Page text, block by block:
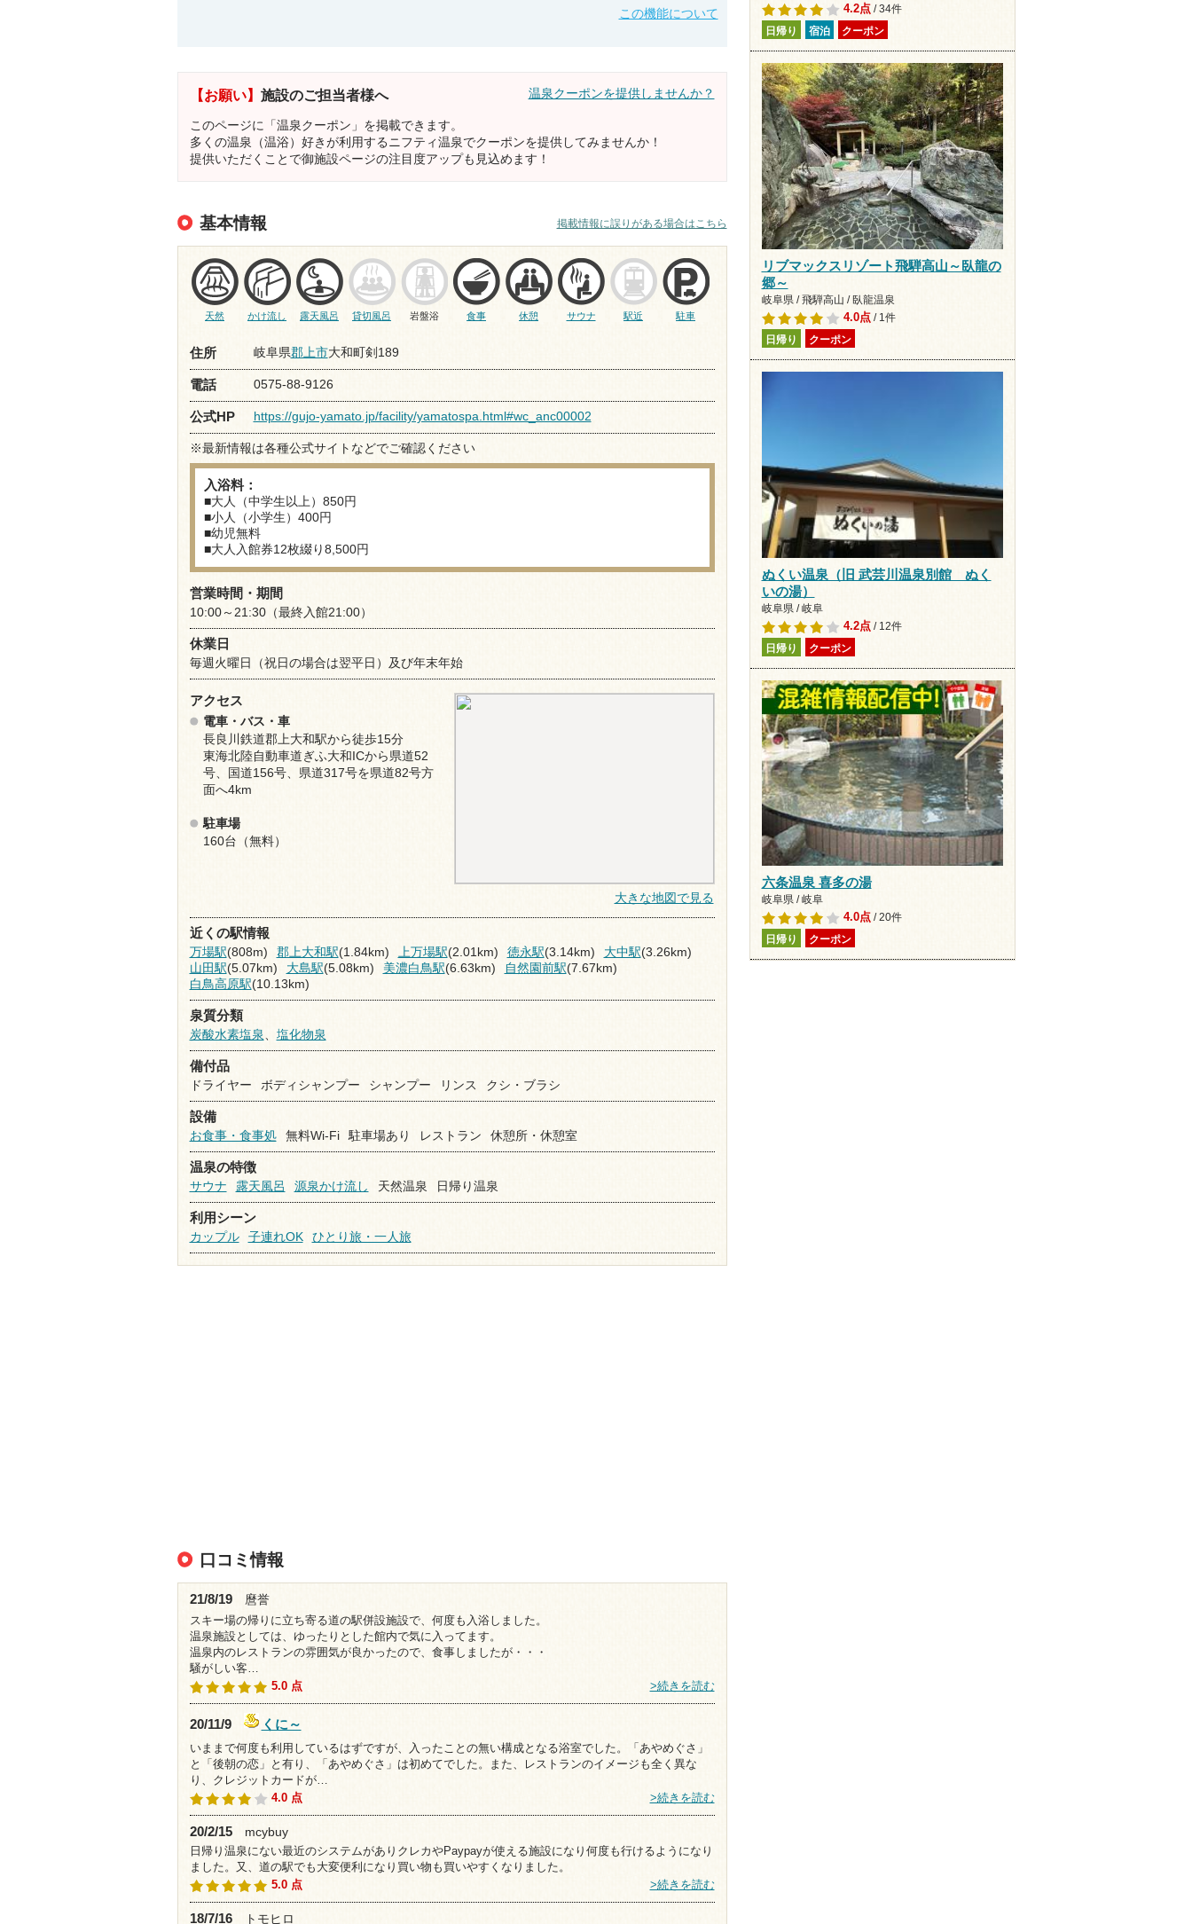
この機能について
【お願い】 施設のご担当者様へ 温泉クーポンを提供しませんか？
このページに「温泉クーポン」を掲載できます。
多くの温泉（温浴）好きが利用するニフティ温泉でクーポンを提供してみませんか！
提供いただくことで御施設ページの注目度アップも見込めます！
基本情報 掲載情報に誤りがある場合はこちら
天然 かけ流し 露天風呂 貸切風呂 岩盤浴 食事 休憩 サウナ 駅近 駐車
住所 岐阜県郡上市大和町剣189
電話 0575-88-9126
公式HP https://gujo-yamato.jp/facility/yamatospa.html#wc_anc00002
※最新情報は各種公式サイトなどでご確認ください
入浴料：
■大人（中学生以上）850円
■小人（小学生）400円
■幼児無料
■大人入館券12枚綴り8,500円
営業時間・期間
10:00～21:30（最終入館21:00）
休業日
毎週火曜日（祝日の場合は翌平日）及び年末年始
アクセス
電車・バス・車
長良川鉄道郡上大和駅から徒歩15分
東海北陸自動車道ぎふ大和ICから県道52
号、国道156号、県道317号を県道82号方
面へ4km
駐車場
160台（無料）
大きな地図で見る
近くの駅情報
万場駅(808m) 郡上大和駅(1.84km) 上万場駅(2.01km) 徳永駅(3.14km) 大中駅(3.26km)
山田駅(5.07km) 大島駅(5.08km) 美濃白鳥駅(6.63km) 自然園前駅(7.67km)
白鳥高原駅(10.13km)
泉質分類
炭酸水素塩泉
塩化物泉
備付品
ドライヤー
ボディシャンプー シャンプー リンス クシ・ブラシ
設備
お食事・食事処
無料Wi-Fi 駐車場あり レストラン 休憩所・休憩室
温泉の特徴
サウナ
露天風呂 源泉かけ流し 天然温泉 日帰り温泉
利用シーン
カップル
子連れOK ひとり旅・一人旅
口コミ情報
21/8/19 麿誉
スキー場の帰りに立ち寄る道の駅併設施設で、何度も入浴しました。
温泉施設としては、ゆったりとした館内で気に入ってます。
温泉内のレストランの雰囲気が良かったので、食事しましたが・・・
騒がしい客…
5.0 点
>続きを読む
20/11/9
くに～
いままで何度も利用しているはずですが、入ったことの無い構成となる浴室でした。「あやめぐさ」
と「後朝の恋」と有り、「あやめぐさ」は初めてでした。また、レストランのイメージも全く異な
り、クレジットカードが…
4.0 点
>続きを読む
20/2/15 mcybuy
日帰り温泉にない最近のシステムがありクレカやPaypayが使える施設になり何度も行けるようになり
ました。又、道の駅でも大変便利になり買い物も買いやすくなりました。
5.0 点
>続きを読む
18/7/16 トモヒロ
4.2点/ 34件
日帰り 宿泊 クーポン
リブマックスリゾート飛騨高山～臥龍の
郷～
岐阜県 / 飛騨高山 / 臥龍温泉
4.0点/ 1件
日帰り クーポン
ぬくい温泉（旧 武芸川温泉別館 ぬく
いの湯）
岐阜県 / 岐阜
4.2点/ 12件
日帰り クーポン
六条温泉 喜多の湯
岐阜県 / 岐阜
4.0点/ 20件
日帰り クーポン